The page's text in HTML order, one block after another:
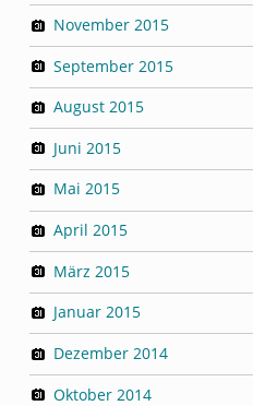
November 2015
September 2015
August 2015
Juni 2015
Mai 2015
April 2015
März 2015
Januar 2015
Dezember 2014
Oktober 2014